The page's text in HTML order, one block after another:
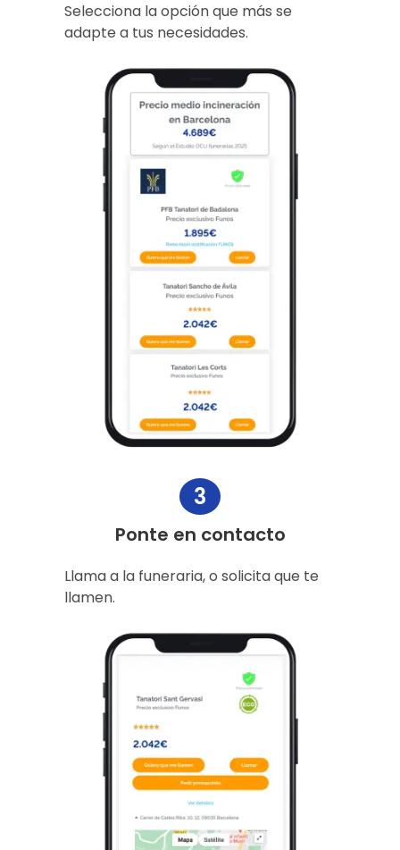
Selecciona la opción que más se
adapte a tus necesidades.
3
Ponte en contacto
Llama a la funeraria, o solicita que te
llamen.